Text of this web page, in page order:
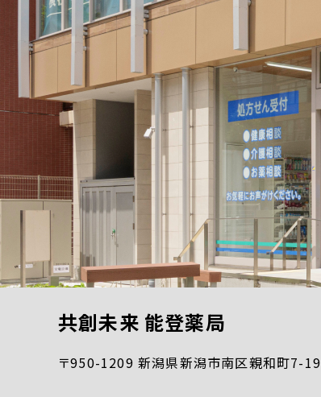
共創未来 能登薬局
〒950-1209 新潟県新潟市南区親和町7-19